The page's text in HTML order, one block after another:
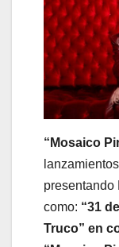
“Mosaico
presentando
como: “31
Truco” en